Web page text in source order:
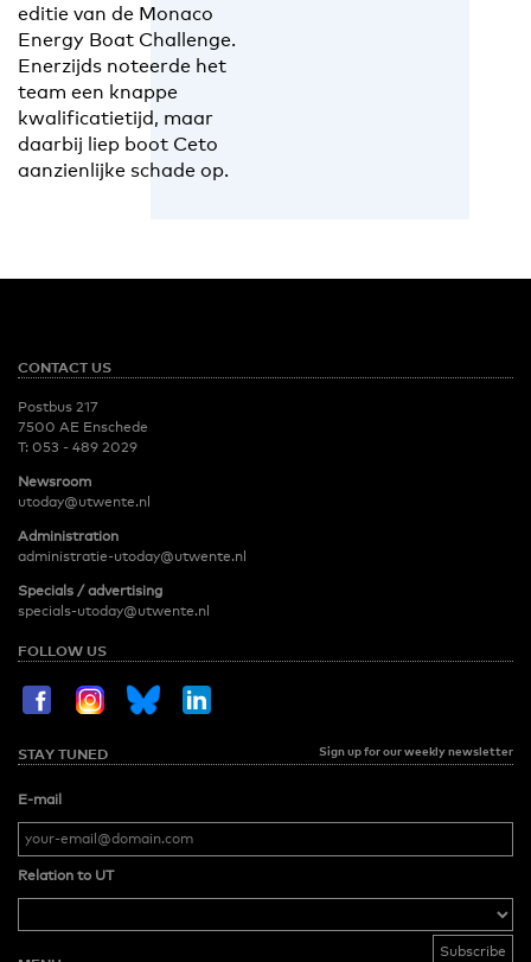
editie van de Monaco
Energy Boat Challenge.
Enerzijds noteerde het
team een knappe
kwalificatietijd, maar
daarbij liep boot Ceto
aanzienlijke schade op.
CONTACT US
Postbus 217
7500 AE Enschede
T: 053 - 489 2029
Newsroom
utoday@utwente.nl
Administration
administratie-utoday@utwente.nl
Specials / advertising
specials-utoday@utwente.nl
FOLLOW US
STAY TUNED Sign up for our weekly newsletter
E-mail
Relation to UT